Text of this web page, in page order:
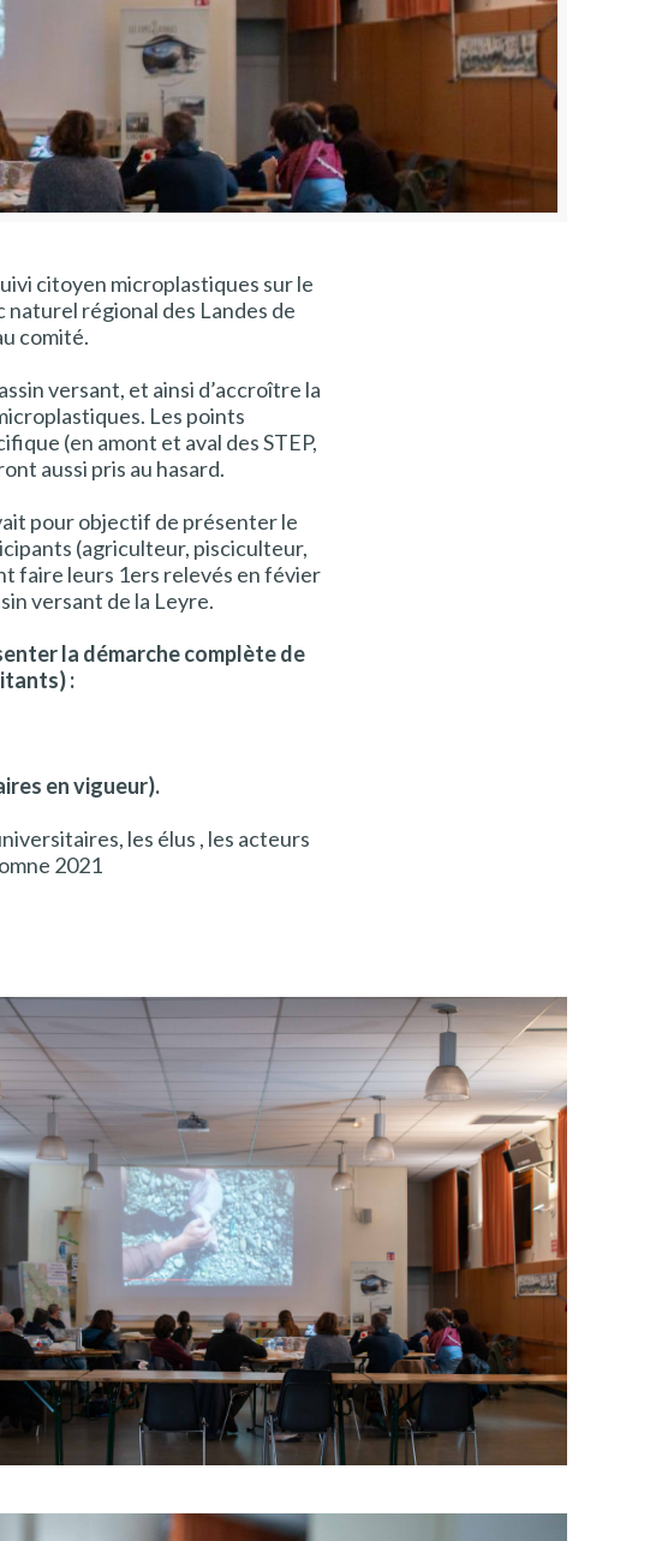
citoyen microplastiques sur le
naturel régional des Landes de
comité.
versant, et ainsi d’accroître la
Les points
(en amont et aval des STEP,
aussi pris au hasard.
pour objectif de présenter le
(agriculteur, pisciculteur,
faire leurs 1ers relevés en févier
versant de la Leyre.
la démarche complète de
:
en vigueur).
les élus , les acteurs
2021